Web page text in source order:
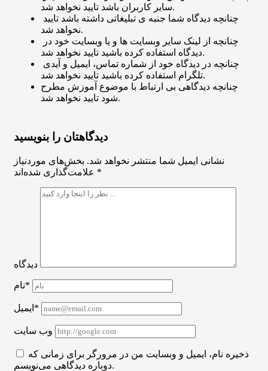
سایر کاربران باشد تایید نخواهد شد.
نخواهد شد.
دیدگاه استفاده کرده باشید تایید نخواهد شد.
تلگرام استفاده کرده باشید تایید نخواهد شد.
چنانچه دیدگاهی بی ارتباط با موضوع آموزش مطرح
شود تایید نخواهد شد.
دیدگاهتان را بنویسید
نشانی ایمیل شما منتشر نخواهد شد. بخش‌های موردنیاز
*
دیدگاه
نام*
ایمیل*
وب سایت
ذخیره نام، ایمیل و وبسایت من در مرورگر برای زمانی که
دوباره دیدگاهی می‌نویسم.